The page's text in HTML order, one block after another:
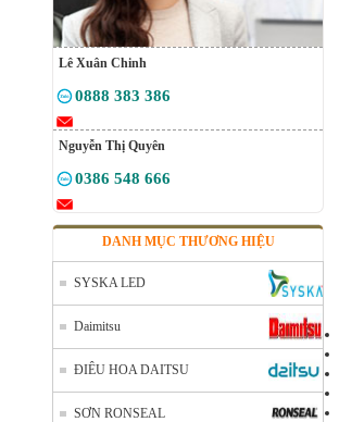
Lê Xuân Chinh
0888 383 386
Nguyễn Thị Quyên
0386 548 666
DANH MỤC THƯƠNG HIỆU
SYSKA LED
Daimitsu
ĐIÊU HOA DAITSU
SƠN RONSEAL